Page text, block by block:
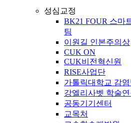
성심교정
BK21 FOUR 스마
팀
이원길 인본주의상
CUK ON
CUK비전혁신원
RISE사업단
가톨릭대학교 감
강엘리사벳 학술
공동기기센터
교목처